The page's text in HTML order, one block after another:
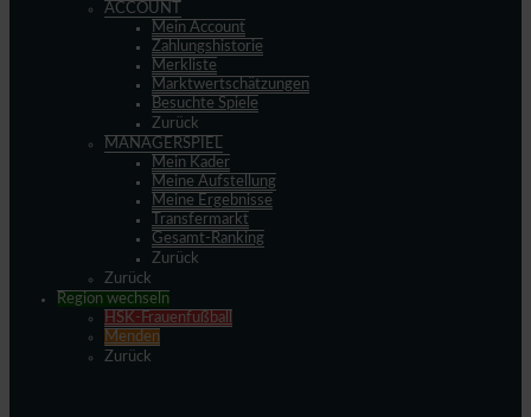
ACCOUNT
Mein Account
Zahlungshistorie
Merkliste
Marktwertschätzungen
Besuchte Spiele
Zurück
MANAGERSPIEL
Mein Kader
Meine Aufstellung
Meine Ergebnisse
Transfermarkt
Gesamt-Ranking
Zurück
Zurück
Region wechseln
HSK-Frauenfußball
Menden
Zurück